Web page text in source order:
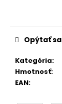
Kategória:
Hmotnosť:
EAN:
Opýtať sa